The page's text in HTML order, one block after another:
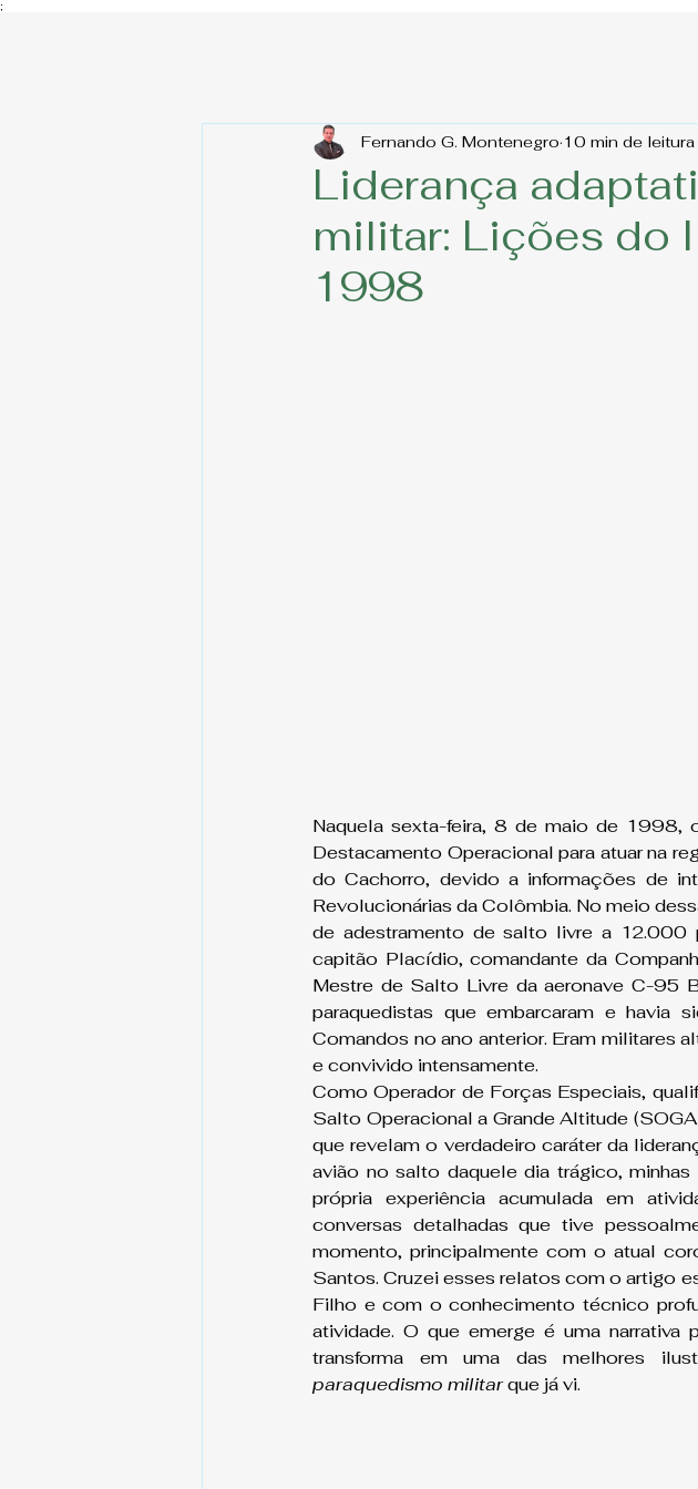
;
Liderança
militar: Lições do
1998
Fernando G. Montenegro 10 min de leitura
Naquela sexta-feira, 8 de maio de 1998,
Destacamento Operacional para atuar na
do Cachorro, devido a informações de
Revolucionárias da Colômbia. No meio
de adestramento de salto livre a 12.000
capitão Placídio, comandante da
Mestre de Salto Livre da aeronave C-95
paraquedistas que embarcaram e
Comandos no ano anterior. Eram militares
e convivido intensamente.
Como Operador de Forças Especiais,
Salto Operacional a Grande Altitude
que revelam o verdadeiro caráter da
avião no salto daquele dia trágico,
própria experiência acumulada em
conversas detalhadas que tive
momento, principalmente com o atual
Santos. Cruzei esses relatos com o artigo
Filho e com o conhecimento técnico
atividade. O que emerge é uma
transforma em uma das melhores
paraquedismo militar que já vi.